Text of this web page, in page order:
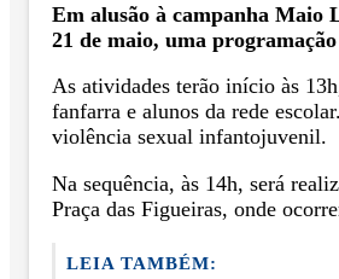
Em alusão à campanha Maio
21 de maio, uma
As atividades terão início às
fanfarra e alunos da rede
violência sexual infantojuvenil.
Na sequência, às 14h, será
Praça das Figueiras, onde
LEIA TAMBÉM: